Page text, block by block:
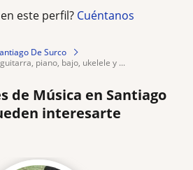
este perfil? Cuéntanos
De Surco
piano, bajo, ukelele y ...
de Música en Santiago
interesarte